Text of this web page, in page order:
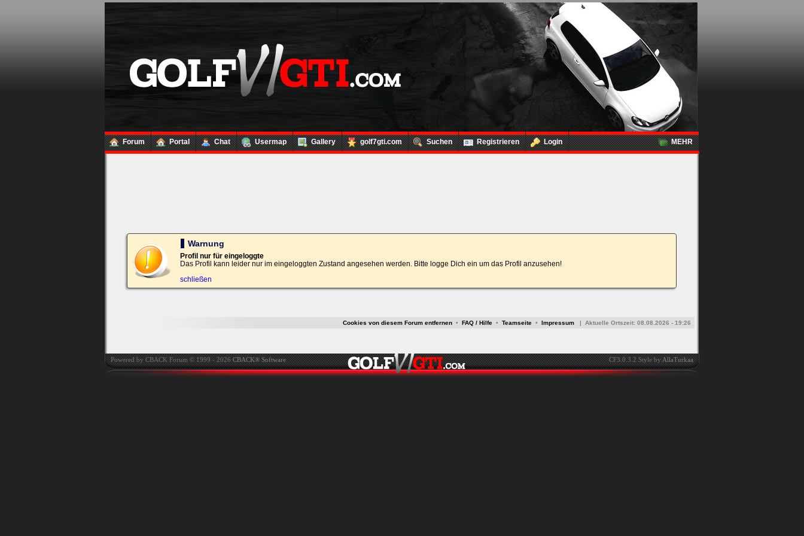
Forum Portal Chat Usermap Gallery golf7gti.com Suchen Registrieren Login MEHR
Loginbox
Trage
in
die
nachfolgenden
und
Kennwort
ein,
um
Bei jedem Besuch
automatisch einloggen.
Ich habe mein Passwort
vergessen|Registrieren
Warnung
Profil nur für eingeloggte
Das Profil kann leider nur im eingeloggten Zustand angesehen werden. Bitte logge Dich ein um das Profil anzusehen!
schließen
Cookies von diesem Forum entfernen • FAQ / Hilfe • Teamseite • Impressum | Aktuelle Ortszeit: 08.08.2026 - 19:26
Powered by CBACK Forum © 1999 - 2026CBACK® Software CF3.0.3.2 Style byAllaTurkaa